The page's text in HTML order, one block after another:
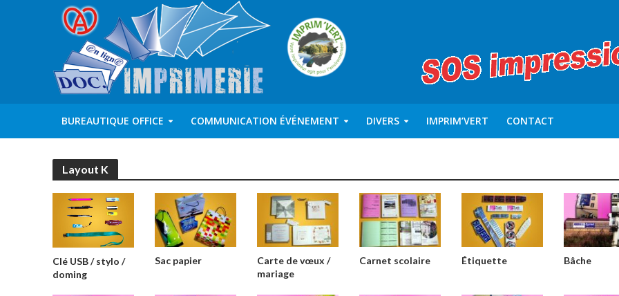
BUREAUTIQUE OFFICE COMMUNICATION ÉVÉNEMENT DIVERS IMPRIM’VERT CONTACT
Layout K
Clé USB / stylo /
doming
Sac papier
Carte de vœux /
mariage
Carnet scolaire Étiquette Bâche